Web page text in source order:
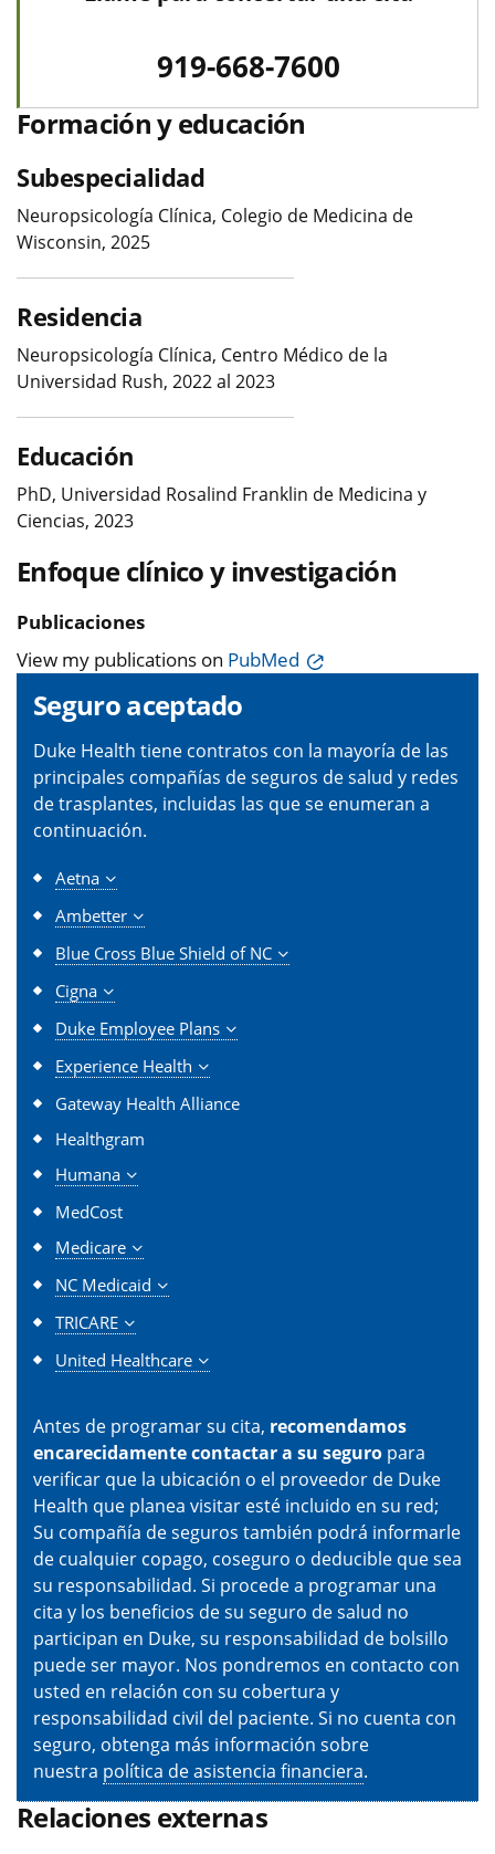
919-668-7600
Formación y educación
Subespecialidad
Neuropsicología Clínica, Colegio de Medicina de
Wisconsin, 2025
Residencia
Neuropsicología Clínica, Centro Médico de la
Universidad Rush, 2022 al 2023
Educación
PhD, Universidad Rosalind Franklin de Medicina y
Ciencias, 2023
Enfoque clínico y investigación
Publicaciones
View my publications on PubMed
Seguro aceptado
Duke Health tiene contratos con la mayoría de las
principales compañías de seguros de salud y redes
de trasplantes, incluidas las que se enumeran a
continuación.
Aetna
Ambetter
Blue Cross Blue Shield of NC
Cigna
Duke Employee Plans
Experience Health
Gateway Health Alliance
Healthgram
Humana
MedCost
Medicare
NC Medicaid
TRICARE
United Healthcare
Antes de programar su cita, recomendamos
encarecidamente contactar a su seguro para
verificar que la ubicación o el proveedor de Duke
Health que planea visitar esté incluido en su red;
Su compañía de seguros también podrá informarle
de cualquier copago, coseguro o deducible que sea
su responsabilidad. Si procede a programar una
cita y los beneficios de su seguro de salud no
participan en Duke, su responsabilidad de bolsillo
puede ser mayor. Nos pondremos en contacto con
usted en relación con su cobertura y
responsabilidad civil del paciente. Si no cuenta con
seguro, obtenga más información sobre
nuestra política de asistencia financiera.
Relaciones externas